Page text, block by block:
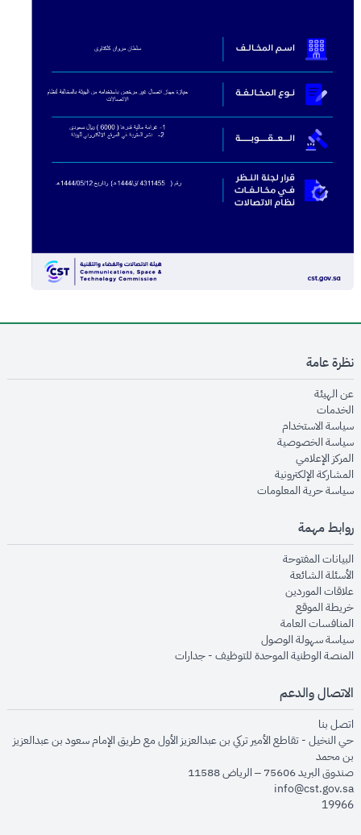
نظرة عامة
عن الهيئةopens in new window
الخدماتopens in new window
سياسة الاستخدام
سياسة الخصوصيةopens in new window
المركز الإعلاميopens in new window
المشاركة الإلكترونيةopens in new window
سياسة حرية المعلوماتopens in new window
روابط مهمة
البيانات المفتوحةopens in new window
الأسئلة الشائعةopens in new window
علاقات الموردينopens in new window
خريطة الموقعopens in new window
المنافسات العامةopens in new window
سياسة سهولة الوصولopens in new window
المنصة الوطنية الموحدة للتوظيف - جداراتopens in new window
الاتصال والدعم
اتصل بنا
حي النخيل - تقاطع الأمير تركي بن عبدالعزيز الأول مع طريق الإمام سعود بن عبدالعزيز
بن محمد
صندوق البريد 75606 – الرياض 11588
info@cst.gov.sa
19966